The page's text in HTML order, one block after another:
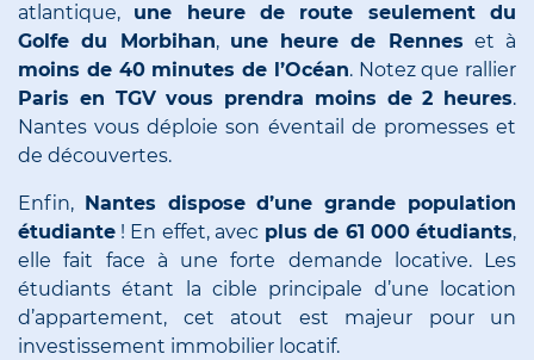
atlantique, une heure de route seulement du
Golfe du Morbihan, une heure de Rennes et à
moins de 40 minutes de l’Océan. Notez que rallier
Paris en TGV vous prendra moins de 2 heures.
Nantes vous déploie son éventail de promesses et
de découvertes.
Enfin, Nantes dispose d’une grande population
étudiante ! En effet, avecplus de 61 000 étudiants,
elle fait face à une forte demande locative. Les
étudiants étant la cible principale d’une location
d’appartement, cet atout est majeur pour un
investissement immobilier locatif.